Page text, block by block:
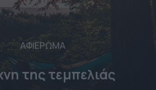
ΑΦΙΕΡΩΜΑ
της τεμπελιάς